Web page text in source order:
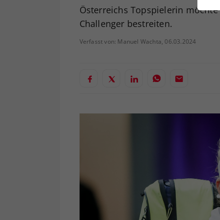
Österreichs Topspielerin
Challenger bestreiten.
Verfasst von: Manuel Wachta, 06.03.2024